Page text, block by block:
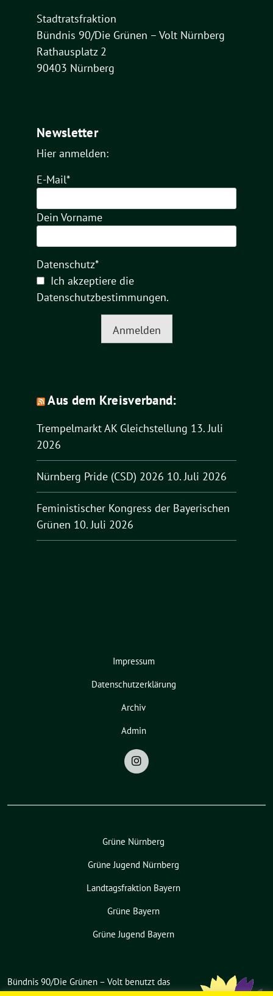
Stadtratsfraktion
Bündnis 90/Die Grünen – Volt Nürnberg
Rathausplatz 2
90403 Nürnberg
Newsletter
Hier anmelden:
E-Mail*
Dein Vorname
Datenschutz*
Ich akzeptiere die
Datenschutzbestimmungen.
Anmelden
Aus dem Kreisverband:
Trempelmarkt AK Gleichstellung 13. Juli
2026
Nürnberg Pride (CSD) 2026 10. Juli 2026
Feministischer Kongress der Bayerischen
Grünen 10. Juli 2026
Impressum
Datenschutzerklärung
Archiv
Admin
Grüne Nürnberg
Grüne Jugend Nürnberg
Landtagsfraktion Bayern
Grüne Bayern
Grüne Jugend Bayern
Bündnis 90/Die Grünen – Volt benutzt das